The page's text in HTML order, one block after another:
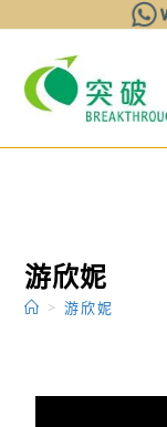
游欣妮
> 游欣妮